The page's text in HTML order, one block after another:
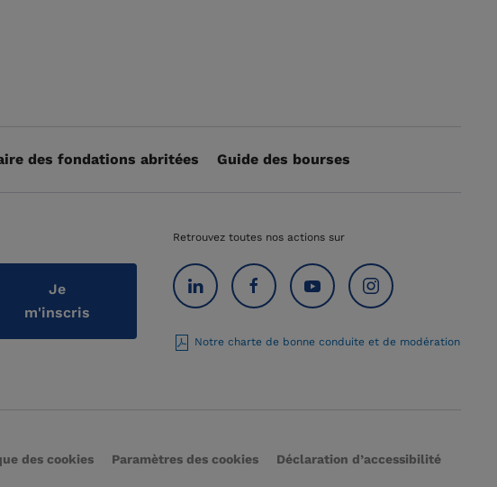
des fondations abritées Guide des bourses
Je
m'inscris
Retrouvez toutes nos actions sur
Notre charte de bonne conduite et de modération
des cookies Paramètres des cookies Déclaration d’accessibilité